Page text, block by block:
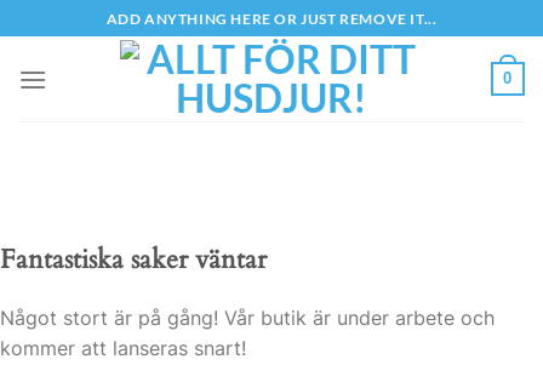
to
content
ADD ANYTHING HERE OR JUST REMOVE IT...
0
Fantastiska saker väntar
Något stort är på gång! Vår butik är under arbete och
kommer att lanseras snart!